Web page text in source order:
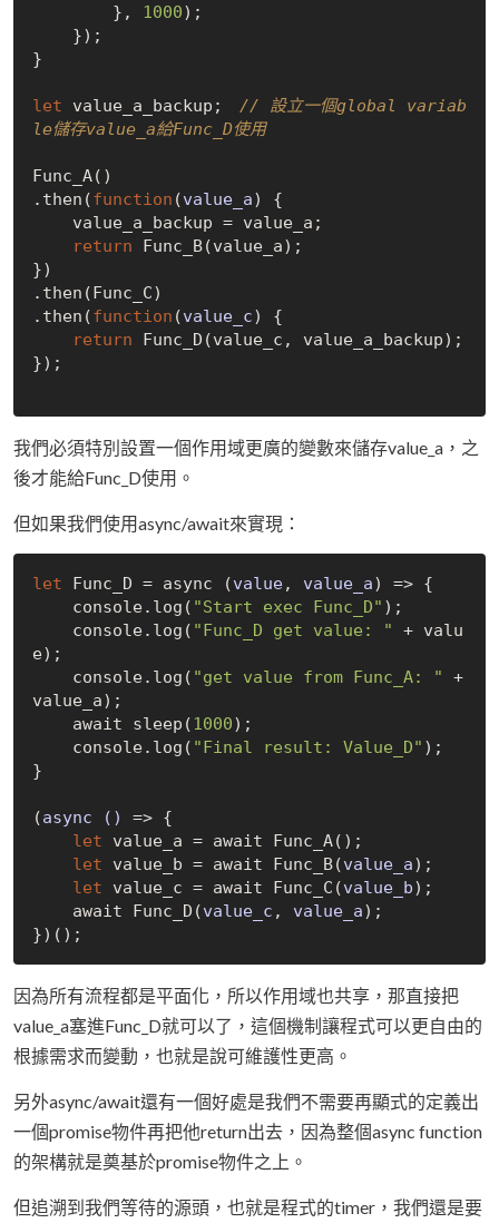
        },
1000);
}
let value_a_backup; // 設立一個global variab
le儲存value_a給Func_D使用
Func_A()
.then(function (value_a) {
return Func_B(value_a);
})
.then(Func_C)
.then(function (value_c) {
return Func_D(value_c, value_a_backup);
});
我們必須特別設置一個作用域更廣的變數來儲存value_a，之
後才能給Func_D使用。
但如果我們使用async/await來實現：
let Func_D = async (value, value_a) => {
    console.log(
"Start exec Func_D" );
    console.log(
"Func_D get value: " + valu
e);
    console.log(
"get value from Func_A: " +
value_a);
    await sleep(
1000);
    console.log(
"Final result: Value_D" );
(async () => {
let value_a = await Func_A() ;
let value_b = await Func_B(value_a) ;
let value_c = await Func_C(value_b) ;
    await
Func_D(value_c , value_a) ;
}) ()
因為所有流程都是平面化，所以作用域也共享，那直接把
value_a塞進Func_D就可以了，這個機制讓程式可以更自由的
根據需求而變動，也就是說可維護性更高。
另外async/await還有一個好處是我們不需要再顯式的定義出
一個promise物件再把他return出去，因為整個async function
的架構就是奠基於promise物件之上。
但追溯到我們等待的源頭，也就是程式的timer，我們還是要